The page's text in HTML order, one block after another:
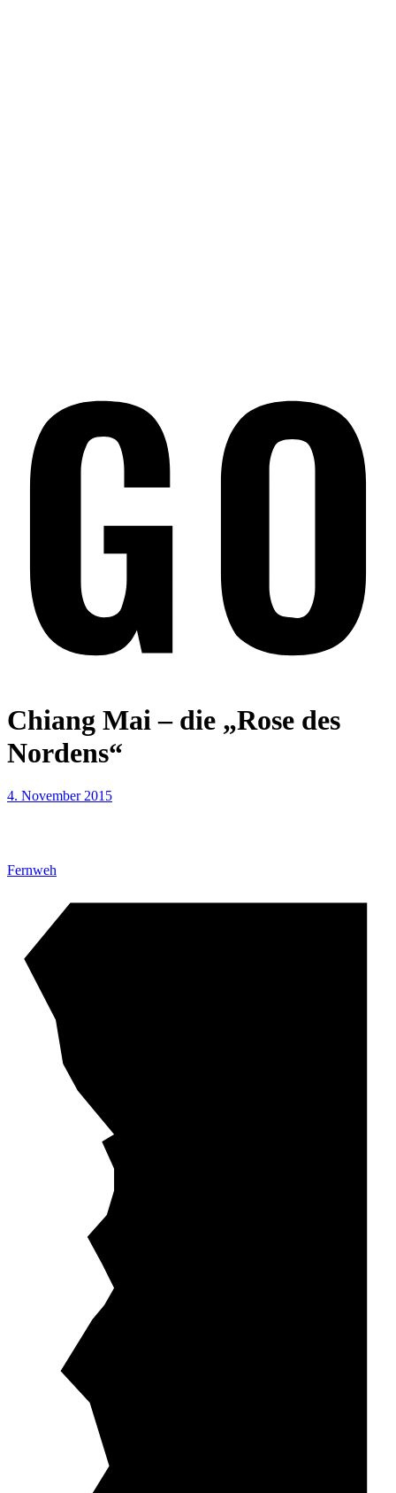
Chiang Mai – die „Rose des
Nordens“
4. November 2015
Fernweh